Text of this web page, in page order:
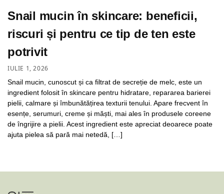
Snail mucin în skincare: beneficii,
riscuri și pentru ce tip de ten este
potrivit
IULIE 1, 2026
Snail mucin, cunoscut și ca filtrat de secreție de melc, este un
ingredient folosit în skincare pentru hidratare, repararea barierei
pielii, calmare și îmbunătățirea texturii tenului. Apare frecvent în
esențe, serumuri, creme și măști, mai ales în produsele coreene
de îngrijire a pielii. Acest ingredient este apreciat deoarece poate
ajuta pielea să pară mai netedă, […]